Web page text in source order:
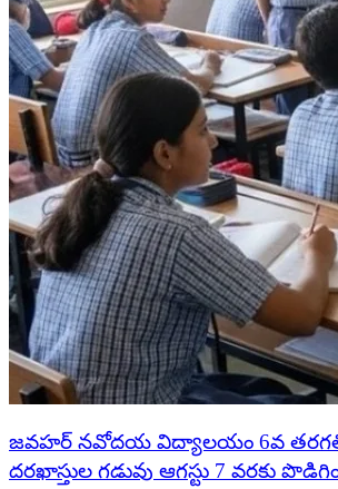
జవహర్ నవోదయ విద్యాలయం 6వ తరగతి
దరఖాస్తుల గడువు ఆగస్టు 7 వరకు